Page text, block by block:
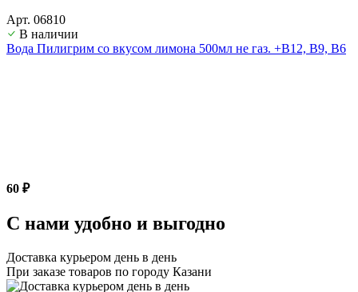
Арт. 06810
В наличии
Вода Пилигрим со вкусом лимона 500мл не газ. +В12, В9, В6
60 ₽
С нами удобно и выгодно
Доставка курьером день в день
При заказе товаров по городу Казани